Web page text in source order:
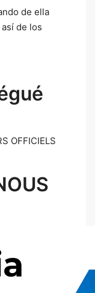
de ella
de los
OFFICIELS